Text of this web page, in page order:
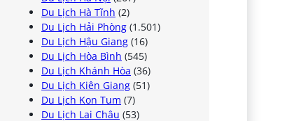
Du Lịch Hà Tĩnh (2)
Du Lịch Hải Phòng (1.501)
Du Lịch Hậu Giang (16)
Du Lịch Hòa Bình (545)
Du Lịch Khánh Hòa (36)
Du Lịch Kiên Giang (51)
Du Lịch Kon Tum (7)
Du Lịch Lai Châu (53)